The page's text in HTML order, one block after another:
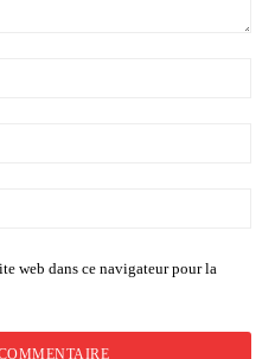
web dans ce navigateur pour la